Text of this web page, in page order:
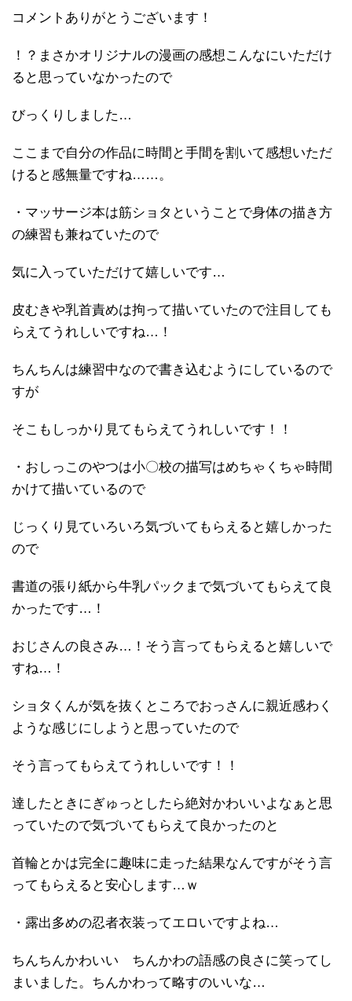
コメントありがとうございます！
！？まさかオリジナルの漫画の感想こんなにいただけ
ると思っていなかったので
びっくりしました…
ここまで自分の作品に時間と手間を割いて感想いただ
けると感無量ですね……。
・マッサージ本は筋ショタということで身体の描き方
の練習も兼ねていたので
気に入っていただけて嬉しいです…
皮むきや乳首責めは拘って描いていたので注目しても
らえてうれしいですね…！
ちんちんは練習中なので書き込むようにしているので
すが
そこもしっかり見てもらえてうれしいです！！
・おしっこのやつは小〇校の描写はめちゃくちゃ時間
かけて描いているので
じっくり見ていろいろ気づいてもらえると嬉しかった
ので
書道の張り紙から牛乳パックまで気づいてもらえて良
かったです…！
おじさんの良さみ…！そう言ってもらえると嬉しいで
すね…！
ショタくんが気を抜くところでおっさんに親近感わく
ような感じにしようと思っていたので
そう言ってもらえてうれしいです！！
達したときにぎゅっとしたら絶対かわいいよなぁと思
っていたので気づいてもらえて良かったのと
首輪とかは完全に趣味に走った結果なんですがそう言
ってもらえると安心します…ｗ
・露出多めの忍者衣装ってエロいですよね…
ちんちんかわいい ちんかわの語感の良さに笑ってし
まいました。ちんかわって略すのいいな…